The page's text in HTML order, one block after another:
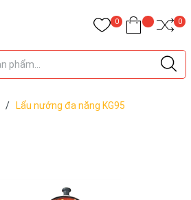
0 0
/ Lẩu nướng đa năng KG95